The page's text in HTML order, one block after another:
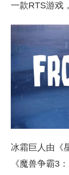
一款RTS游戏
冰霜巨人由《
《魔兽争霸3